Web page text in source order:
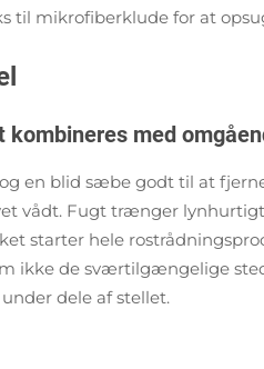
mikrofiberklude for at
med
en blid sæbe godt til at
vådt. Fugt trænger
starter hele
ikke de sværtilgængelige
dele af stellet.